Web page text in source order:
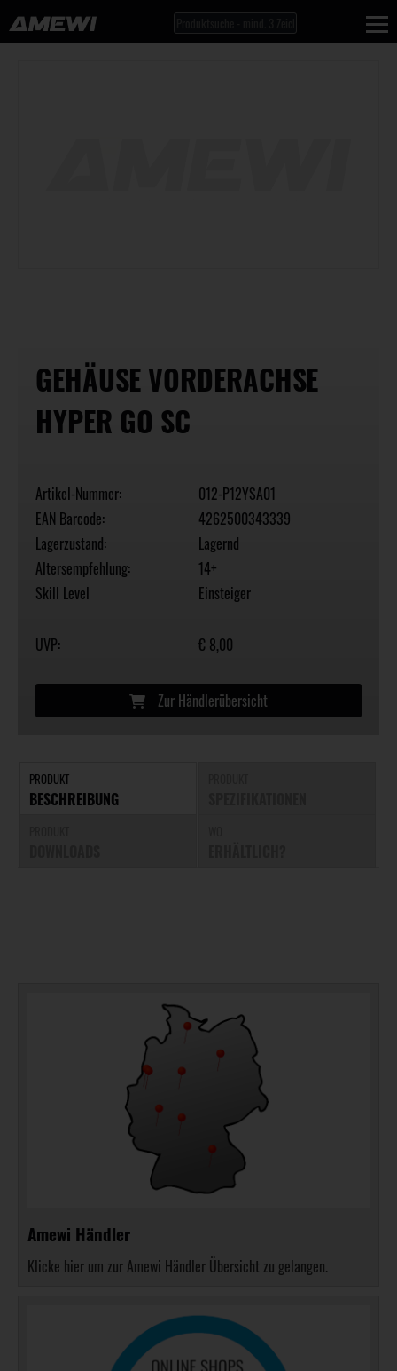
GEHÄUSE VORDERACHSE
HYPER GO SC
Artikel-Nummer:
012-P12YSA01
EAN Barcode:
4262500343339
Lagerzustand:
Lagernd
Altersempfehlung:
14+
Skill Level
Einsteiger
UVP: € 8,00
Zur Händlerübersicht
PRODUKT
BESCHREIBUNG
Amewi Händler
Klicke hier um zur Amewi Händler Übersicht zu gelangen.